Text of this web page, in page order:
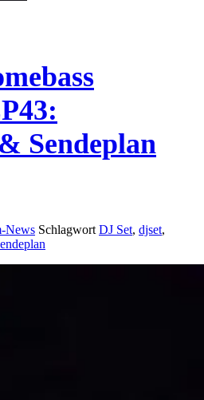
Sendeplan
News Schlagwort DJ Set, djset,